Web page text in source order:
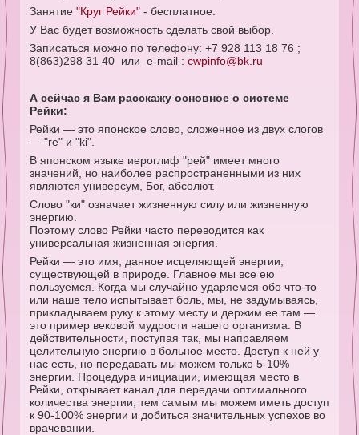
Занятие "Круг Рейки" - бесплатное.
У Вас будет возможность сделать свой выбор.
Записаться можно по телефону: +7 928 113 18 76 ;
8(863)298 31 40 или e-mail : cwpinfo@bk.ru
А сейчас я Вам расскажу основное о системе
Рейки:
Рейки — это японское слово, сложенное из двух слогов
— "re" и "ki".
В японском языке иероглиф "рей" имеет много
значений, но наиболее распространенными из них
являются универсум, Бог, абсолют.
Слово "ки" означает жизненную силу или жизненную
энергию.
Поэтому слово Рейки часто переводится как
универсальная жизненная энергия.
Рейки — это имя, данное исцеляющей энергии,
существующей в природе. Главное мы все ею
пользуемся. Когда мы случайно ударяемся обо что-то
или наше тело испытывает боль, мы, не задумываясь,
прикладываем руку к этому месту и держим ее там —
это пример вековой мудрости нашего организма. В
действительности, поступая так, мы направляем
целительную энергию в больное место. Доступ к ней у
нас есть, но передавать мы можем только 5-10%
энергии. Процедура инициации, имеющая место в
Рейки, открывает канал для передачи оптимального
количества энергии, тем самым мы можем иметь доступ
к 90-100% энергии и добиться значительных успехов во
врачевании.